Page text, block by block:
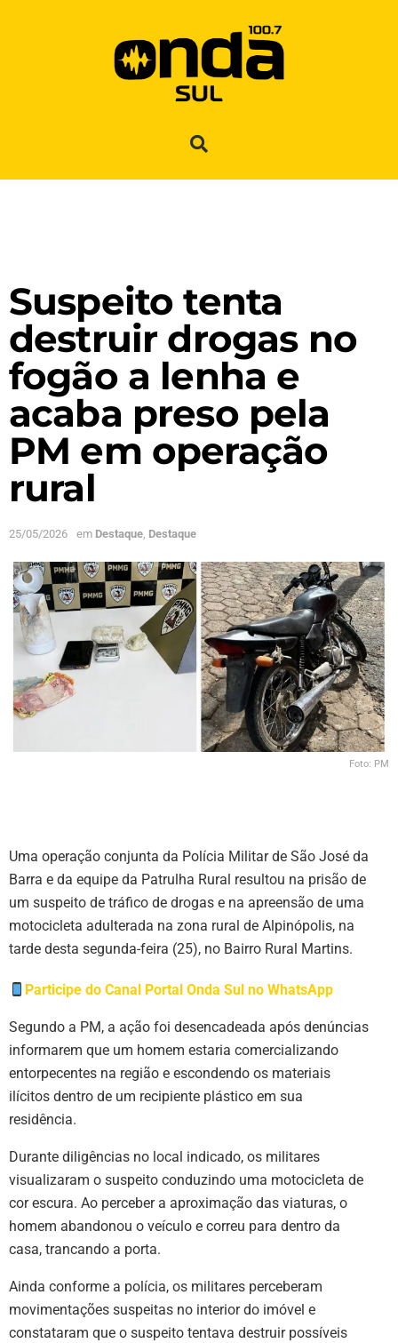
Suspeito tenta
destruir drogas no
fogão a lenha e
acaba preso pela
PM em operação
rural
25/05/2026 em Destaque, Destaque
Foto: PM
Uma operação conjunta da Polícia Militar de São José da
Barra e da equipe da Patrulha Rural resultou na prisão de
um suspeito de tráfico de drogas e na apreensão de uma
motocicleta adulterada na zona rural de Alpinópolis, na
tarde desta segunda-feira (25), no Bairro Rural Martins.
Participe do Canal Portal Onda Sul no WhatsApp
Segundo a PM, a ação foi desencadeada após denúncias
informarem que um homem estaria comercializando
entorpecentes na região e escondendo os materiais
ilícitos dentro de um recipiente plástico em sua
residência.
Durante diligências no local indicado, os militares
visualizaram o suspeito conduzindo uma motocicleta de
cor escura. Ao perceber a aproximação das viaturas, o
homem abandonou o veículo e correu para dentro da
casa, trancando a porta.
Ainda conforme a polícia, os militares perceberam
movimentações suspeitas no interior do imóvel e
constataram que o suspeito tentava destruir possíveis